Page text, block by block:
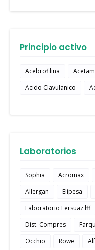
Principio activo
Acebrofilina
Acido Clavulanico
Laboratorios
Sophia Acromax
Allergan
Elipesa
Laboratorio Fersuaz lff
Dist. Compres
Occhio
Rowe